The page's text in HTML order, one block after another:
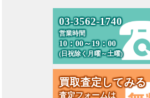
03-3562-1740
営業時間
10：00～19：00
(日祝除く月曜～土曜)
買取査定してみる
査定フォームは